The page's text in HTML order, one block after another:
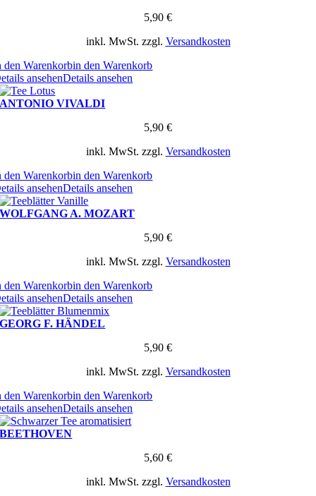
5,90 €
inkl. MwSt. zzgl. Versandkosten
den Warenkorbin den Warenkorb
ansehenDetails ansehen
ANTONIO VIVALDI
5,90 €
inkl. MwSt. zzgl. Versandkosten
den Warenkorbin den Warenkorb
ansehenDetails ansehen
WOLFGANG A. MOZART
5,90 €
inkl. MwSt. zzgl. Versandkosten
den Warenkorbin den Warenkorb
ansehenDetails ansehen
GEORG F. HÄNDEL
5,90 €
inkl. MwSt. zzgl. Versandkosten
den Warenkorbin den Warenkorb
ansehenDetails ansehen
BEETHOVEN
5,60 €
inkl. MwSt. zzgl. Versandkosten